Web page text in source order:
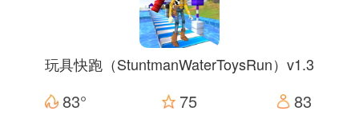
玩具快跑（StuntmanWaterToysRun）v1.3
83° 75 83